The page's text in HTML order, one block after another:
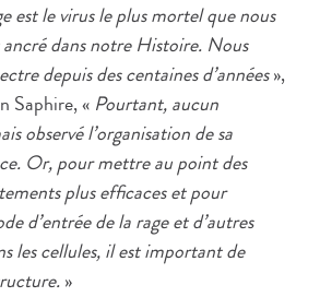
est le virus le plus mortel que nous
ancré dans notre Histoire. Nous
depuis des centaines d’années»,
Saphire, « Pourtant, aucun
observé l’organisation de sa
Or, pour mettre au point des
plus efficaces et pour
d’entrée de la rage et d’autres
les cellules, il est important de
»